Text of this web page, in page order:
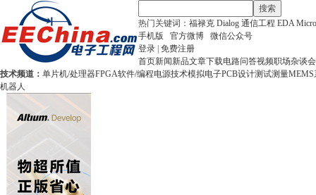
搜索
热门关键词： 福禄克 Dialog 通信工程 EDA
手机版
官方微博
微信公众号
登录 免费注册
首页新闻新品文章下载电路问答视频职场杂谈
技术频道： 单片机/处理器FPGA软件/编程电源技术模拟电子PCB设计测试测量MEMS
机器人